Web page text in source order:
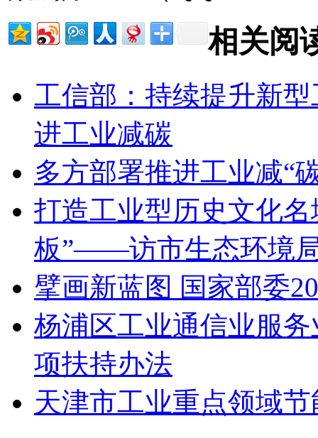
相关阅
工信部：持续提升新
进工业减碳
多方部署推进工业减“
打造工业型历史文化
板”——访市生态环境
擘画新蓝图 国家部委
杨浦区工业通信业服
项扶持办法
天津市工业重点领域